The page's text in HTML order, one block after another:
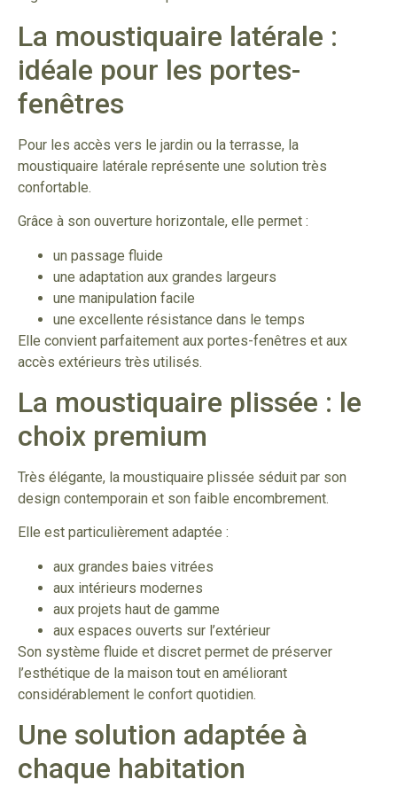
La moustiquaire latérale :
idéale pour les portes-
fenêtres
Pour les accès vers le jardin ou la terrasse, la
moustiquaire latérale représente une solution très
confortable.
Grâce à son ouverture horizontale, elle permet :
un passage fluide
une adaptation aux grandes largeurs
une manipulation facile
une excellente résistance dans le temps
Elle convient parfaitement aux portes-fenêtres et aux
accès extérieurs très utilisés.
La moustiquaire plissée : le
choix premium
Très élégante, la moustiquaire plissée séduit par son
design contemporain et son faible encombrement.
Elle est particulièrement adaptée :
aux grandes baies vitrées
aux intérieurs modernes
aux projets haut de gamme
aux espaces ouverts sur l’extérieur
Son système fluide et discret permet de préserver
l’esthétique de la maison tout en améliorant
considérablement le confort quotidien.
Une solution adaptée à
chaque habitation